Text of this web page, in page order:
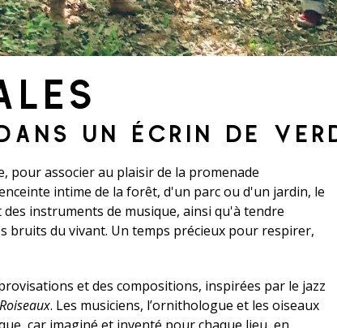
UN ÉCRIN DE
pour associer au plaisir de la promenade
intime de la forêt, d'un parc ou d'un jardin, le
instruments de musique, ainsi qu'à tendre
bruits du vivant. Un temps précieux pour respirer,
et des compositions, inspirées par le jazz
Roiseaux. Les musiciens, l’ornithologue et les oiseaux